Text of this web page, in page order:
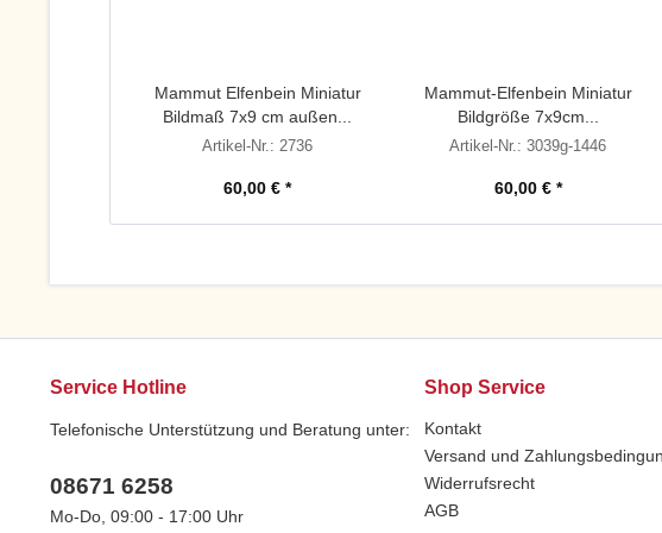
Mammut Elfenbein Miniatur
Bildmaß 7x9 cm außen...
Artikel-Nr.: 2736
60,00 € *
Mammut-Elfenbein Miniatur
Bildgröße 7x9cm...
Artikel-Nr.: 3039g-1446
60,00 € *
Service Hotline
Telefonische Unterstützung und Beratung unter:
08671 6258
Mo-Do, 09:00 - 17:00 Uhr
Shop Service
Kontakt
Versand und
Widerrufsrecht
AGB